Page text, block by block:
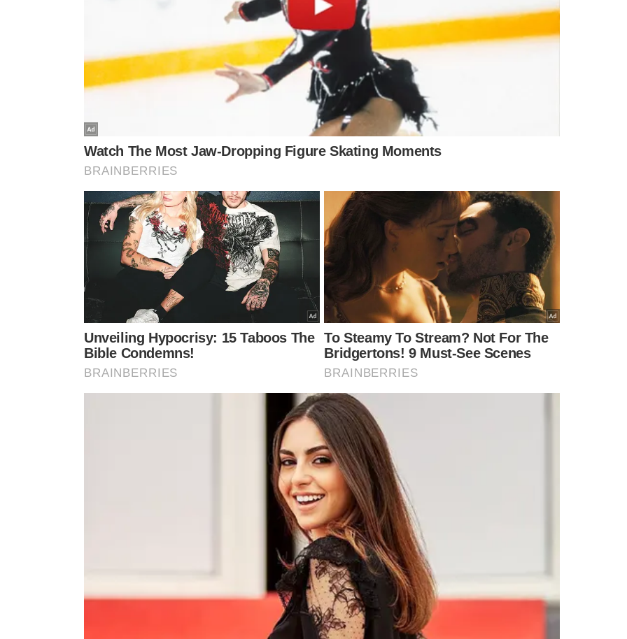
do Porsche falando com voz
arrastada antes do acidente
EM SÃO PAULO
Motorista de Porsche que
causou morte é transferido
para presídio de Tremembé
AÇÃO NA JUSTIÇA
Família de homem morto por
motorista de Porsche pede
VAI PARA TRÁS DAS GRADES!
Dono de Porsche acusado de
matar motorista de app se
entrega à polícia
MATOU MOTORISTA DE APP
Defesa de motorista de
Porsche pede ao juiz que ele
fique no ‘presídio dos
famosos’
4º PEDIDO DE PRISÃO
MP denuncia motorista de
Porsche e pede prisão por
homicídio e lesão
AVALIADA EM R$ 800 MIL
VÍDEO! Acidente com Porsche
deixa uma pessoa morta e
outra ferida